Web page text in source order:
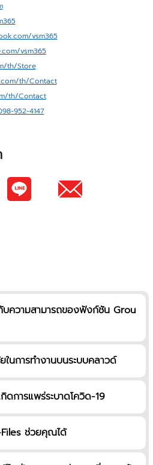
vsm365
vsm365
th/Store
th/Contact
th/Contact
952-4147
ความสามารถของฟังก์ชัน Grou
นการทำงานบนระบบคลาวด์
ดการแพร่ระบาดโควิด-19​
ช่วยคุณได้